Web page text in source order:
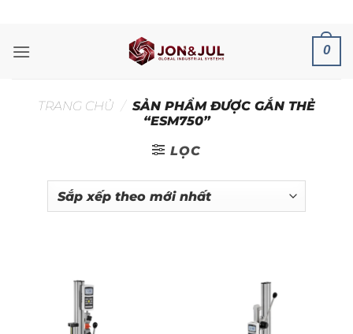
nội
0
TRANG CHỦ / SẢN PHẨM ĐƯỢC GẮN THẺ
“ESM750”
LỌC